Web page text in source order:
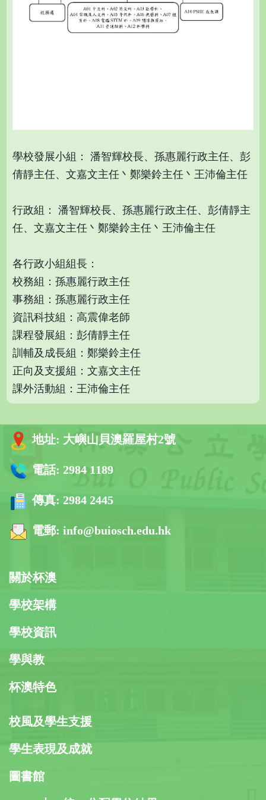
學校發展小組： 潘智輝校長、孫惠麗行政主任、彭
倩靜主任、文嘉文主任丶鄭樂鈴主任丶王沛倫主任
行政組： 潘智輝校長、孫惠麗行政主任、彭倩靜主
任、文嘉文主任丶鄭樂鈴主任丶王沛倫主任
各行政小組組長：
校務組：孫惠麗行政主任
事務組：孫惠麗行政主任
資訊科技組：高震偉老師
課程發展組：彭倩靜主任
訓輔及成長組：鄭樂鈴主任
正向及支援組：文嘉文主任
課外活動組：王沛倫主任
地址: 大嶼山貝澳羅屋村2號
電話: 2984 1189
傳真: 2984 2445
電郵: info@buiosch.edu.hk
關於杯澳
學校架構
學校資訊
學與教
杯澳特色
校風及學生支援
學生表現及成就
圖書館